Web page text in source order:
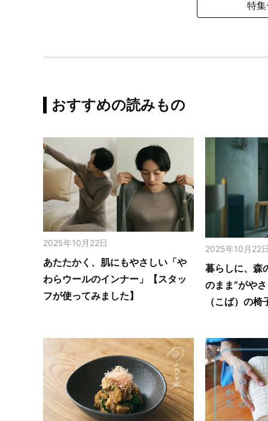
特
おすすめの読みもの
2025年10月22日
あたたかく、肌にもやさしい「や
わらウールのインナー」【スタッ
フが使ってみました】
2025年10月22
暮らしに、森
のまま”がや
（こば）の